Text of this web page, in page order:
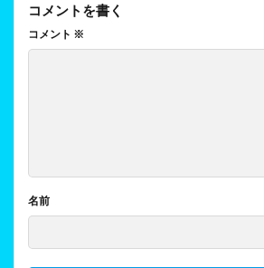
コメントを書く
コメント ※
名前